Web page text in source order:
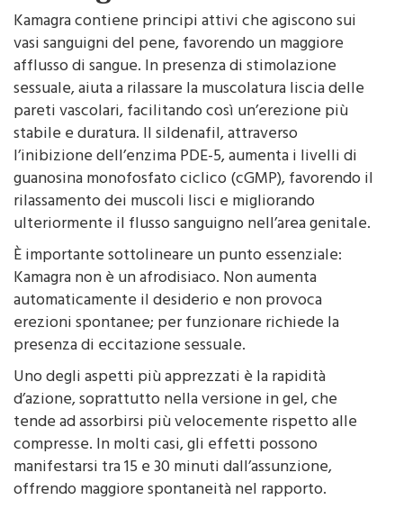
Kamagra contiene principi attivi che agiscono sui
vasi sanguigni del pene, favorendo un maggiore
afflusso di sangue. In presenza di stimolazione
sessuale, aiuta a rilassare la muscolatura liscia delle
pareti vascolari, facilitando così un’erezione più
stabile e duratura. Il sildenafil, attraverso
l’inibizione dell’enzima PDE-5, aumenta i livelli di
guanosina monofosfato ciclico (cGMP), favorendo il
rilassamento dei muscoli lisci e migliorando
ulteriormente il flusso sanguigno nell’area genitale.
È importante sottolineare un punto essenziale:
Kamagra non è un afrodisiaco. Non aumenta
automaticamente il desiderio e non provoca
erezioni spontanee; per funzionare richiede la
presenza di eccitazione sessuale.
Uno degli aspetti più apprezzati è la rapidità
d’azione, soprattutto nella versione in gel, che
tende ad assorbirsi più velocemente rispetto alle
compresse. In molti casi, gli effetti possono
manifestarsi tra 15 e 30 minuti dall’assunzione,
offrendo maggiore spontaneità nel rapporto.